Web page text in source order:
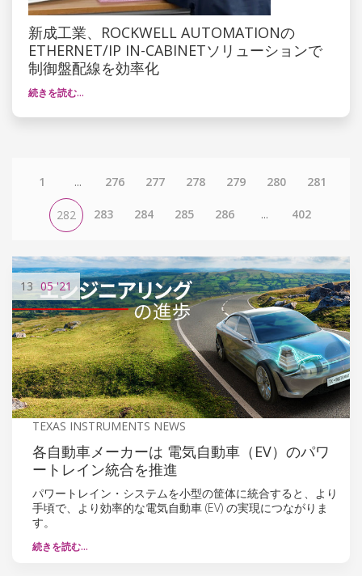
新成工業、ROCKWELL AUTOMATIONの
ETHERNET/IP IN-CABINETソリューションで
制御盤配線を効率化
続きを読む…
1 ... 276 277 278 279 280 281
282 283 284 285 286 ... 402
13 05'21
TEXAS INSTRUMENTS NEWS
各自動車メーカーは 電気自動車（EV）のパワ
ートレイン統合を推進
パワートレイン・システムを小型の筐体に統合すると、より
手頃で、より効率的な電気自動車 (EV) の実現につながりま
す。
続きを読む…